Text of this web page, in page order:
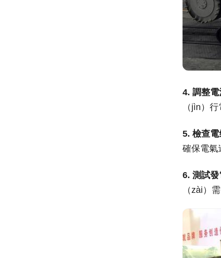
4. 調整
（jìn）
5. 檢查
確保電氣
6. 測試
（zài）